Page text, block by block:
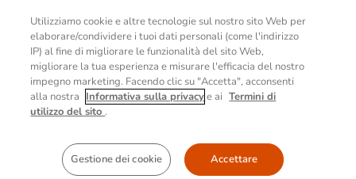
© 2026 GETAC. All Rights Reserved.
Informativa sulla PrivacyTermini d’uso
Policy Sui Cookie
Utilizziamo cookie e altre tecnologie sul nostro sito Web per
elaborare/condividere i tuoi dati personali (come l'indirizzo
IP) al fine di migliorare le funzionalità del sito Web,
migliorare la tua esperienza e misurare l'efficacia del nostro
impegno marketing. Facendo clic su "Accetta", acconsenti
alla nostra Informativa sulla privacye ai Termini di
utilizzo del sito .
Gestione dei cookie Accettare